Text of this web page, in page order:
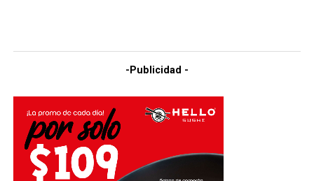
-Publicidad -